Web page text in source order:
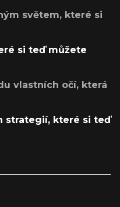
světem, které si
si teď můžete
vlastních očí, která
strategií, které si teď